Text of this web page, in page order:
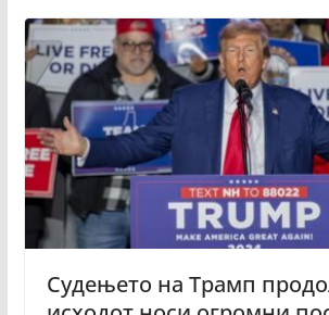
Судењето на Трамп